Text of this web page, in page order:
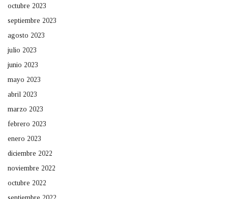
octubre 2023
septiembre 2023
agosto 2023
julio 2023
junio 2023
mayo 2023
abril 2023
marzo 2023
febrero 2023
enero 2023
diciembre 2022
noviembre 2022
octubre 2022